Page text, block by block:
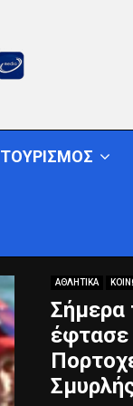
ΤΟΥΡΙΣΜΟΣ
ΑΘΛΗΤΙΚΑ
Σήμερα
έφτασε